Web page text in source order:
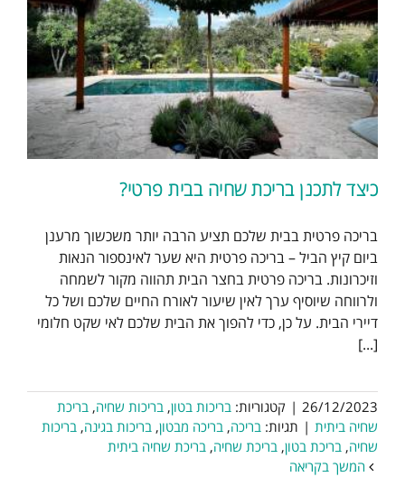
כיצד לתכנן בריכת שחיה בבית פרטי?
בריכה פרטית בבית שלכם תציע הרבה יותר משכשוך מרענן
ביום קיץ הביל – בריכה פרטית היא שער לאינספור הנאות
וזיכרונות. בריכה פרטית בחצר הבית תהווה מקור לשמחה
ולרווחה שיוסיף ערך לאין שיעור לאורח החיים שלכם ושל כל
דיירי הבית. על כן, כדי להפוך את הבית שלכם לאי שקט חלומי
[...]
26/12/2023
| קטגוריות: בריכות בטון, בריכות שחיה, בריכת
שחיה ביתית | תגיות: בריכה, בריכה מבטון, בריכות בגינה, בריכות
שחיה, בריכת בטון, בריכת שחיה, בריכת שחיה ביתית
המשך בקריאה